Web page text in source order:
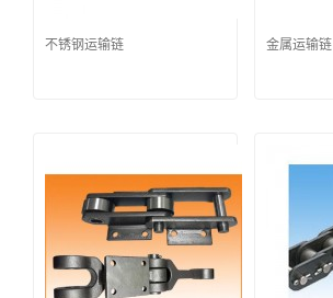
不锈钢运输链 金属运输链